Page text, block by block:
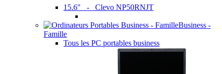
15.6" - Clevo NP50RNJT
Business -
Famille
Tous les PC portables business